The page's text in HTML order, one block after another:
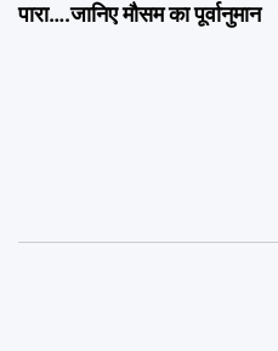
पारा….जानिए मौसम का पूर्वानुमान